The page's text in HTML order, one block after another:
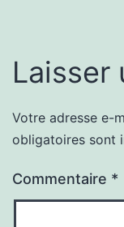
Laisser
Votre adresse e-
obligatoires sont
Commentaire *